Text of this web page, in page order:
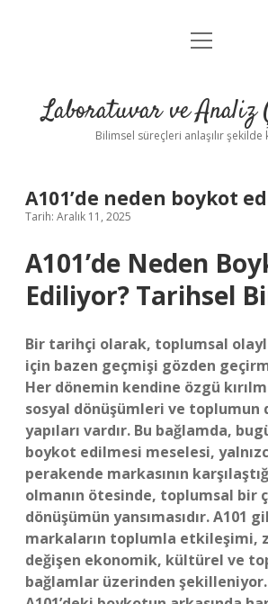
Anasayfa
Yasal Uyarı
menüyü
Laboratuvar ve Analiz
Bilimsel süreçleri anlaşılır şekilde
A101’de neden boykot
Tarih: Aralık 11, 2025
A101’de Neden
Ediliyor? Tarihsel
Bir tarihçi olarak, toplumsal
için bazen geçmişi gözden
Her dönemin kendine özgü
sosyal dönüşümleri ve toplumun
yapıları vardır. Bu bağlamda,
boykot edilmesi meselesi,
perakende markasının
olmanın ötesinde, toplumsal bir
dönüşümün yansımasıdır. A101
markaların toplumla etkileşimi,
değişen ekonomik, kültürel ve
bağlamlar üzerinden